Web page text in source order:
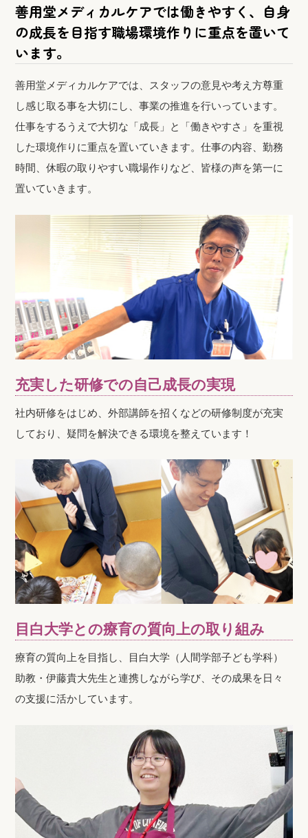
善用堂メディカルケアでは働きやすく、自身
の成長を目指す職場環境作りに重点を置いて
います。
善用堂メディカルケアでは、スタッフの意見や考え方尊重
し感じ取る事を大切にし、事業の推進を行いっています。
仕事をするうえで大切な「成長」と「働きやすさ」を重視
した環境作りに重点を置いていきます。仕事の内容、勤務
時間、休暇の取りやすい職場作りなど、皆様の声を第一に
置いていきます。
充実した研修での自己成長の実現
社内研修をはじめ、外部講師を招くなどの研修制度が充実
しており、疑問を解決できる環境を整えています！
目白大学との療育の質向上の取り組み
療育の質向上を目指し、目白大学（人間学部子ども学科）
助教・伊藤貴大先生と連携しながら学び、その成果を日々
の支援に活かしています。